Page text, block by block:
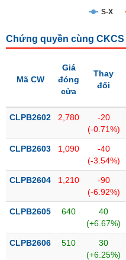
thái
cổ
Quy
thị
trường
yết
yết
Niêm
bổ
sung
S-X
Chứng quyền cùng CKCS
Mã CW
Giá
đóng
cửa
Thay
đổi
CLPB2602 2,780
-20
(-0.71%)
CLPB2603 1,090
-40
(-3.54%)
CLPB2604 1,210
-90
(-6.92%)
CLPB2605 640
40
(+6.67%)
CLPB2606 510
30
(+6.25%)
NGÀNH
CỔ
PHÁI
SINH